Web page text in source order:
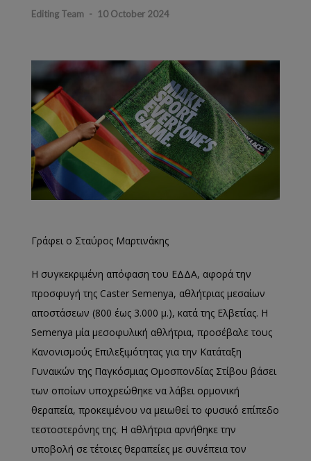
Editing Team - 10 October 2024
Γράφει ο Σταύρος Μαρτινάκης
Η συγκεκριμένη απόφαση του ΕΔΔΑ, αφορά την
προσφυγή της Caster Semenya, αθλήτριας μεσαίων
αποστάσεων (800 έως 3.000 μ.), κατά της Ελβετίας. Η
Semenya μία μεσοφυλική αθλήτρια, προσέβαλε τους
Κανονισμούς Επιλεξιμότητας για την Κατάταξη
Γυναικών της Παγκόσμιας Ομοσπονδίας Στίβου βάσει
των οποίων υποχρεώθηκε να λάβει ορμονική
θεραπεία, προκειμένου να μειωθεί το φυσικό επίπεδο
τεστοστερόνης της. Η αθλήτρια αρνήθηκε την
υποβολή σε τέτοιες θεραπείες με συνέπεια τον